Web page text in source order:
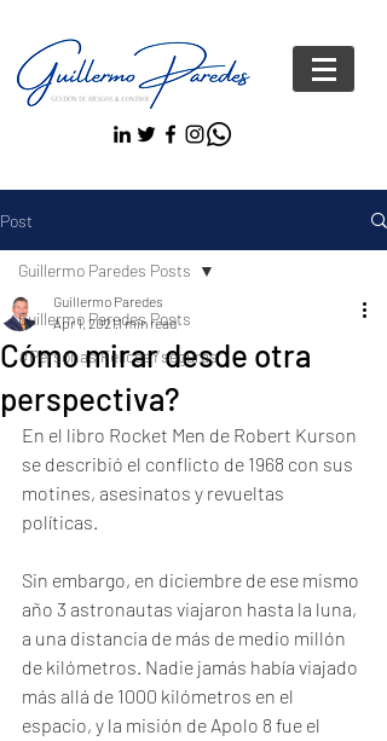
Post
Guillermo Paredes Posts
#Personas FelicesYseguras
Guillermo Paredes Posts
Cómo mirar desde otra
perspectiva?
Guillermo Paredes
Apr 1, 20211 min read
En el libro Rocket Men de Robert Kurson
se describió el conflicto de 1968 con sus
motines, asesinatos y revueltas
políticas.
Sin embargo, en diciembre de ese mismo
año 3 astronautas viajaron hasta la luna,
a una distancia de más de medio millón
de kilómetros. Nadie jamás había viajado
más allá de 1000 kilómetros en el
espacio, y la misión de Apolo 8 fue el